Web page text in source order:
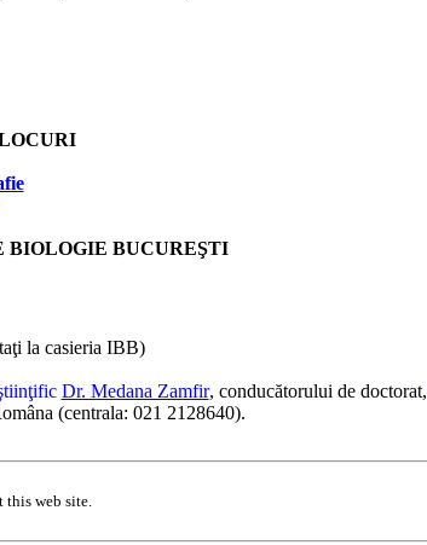
BUCUREŞTI
la casieria IBB)
Dr. Medana Zamfir, conducătorului de doctorat,
(centrala: 021 2128640).
this web site.